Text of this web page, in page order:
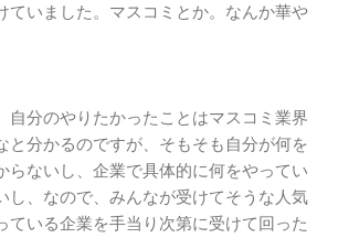
ていました。マスコミとか。なんか華や
自分のやりたかったことはマスコミ業界
と分かるのですが、そもそも自分が何を
らないし、企業で具体的に何をやってい
し、なので、みんなが受けてそうな人気
ている企業を手当り次第に受けて回った